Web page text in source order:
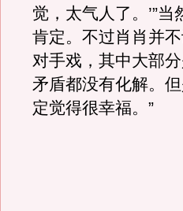
觉，太气人了。’”
肯定。不过肖肖并
对手戏，其中大部
矛盾都没有化解。
定觉得很幸福。”